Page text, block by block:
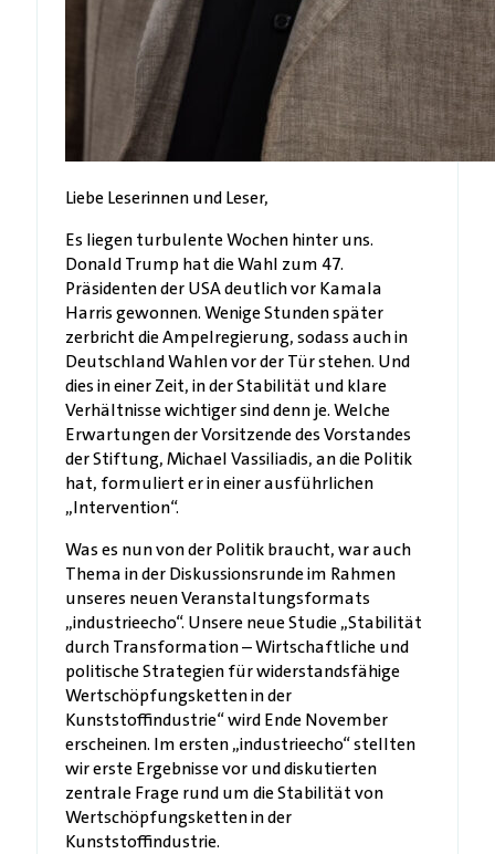
Liebe Leserinnen und Leser,
Es liegen turbulente Wochen hinter uns.
Donald Trump hat die Wahl zum 47.
Präsidenten der USA deutlich vor Kamala
Harris gewonnen. Wenige Stunden später
zerbricht die Ampelregierung, sodass auch in
Deutschland Wahlen vor der Tür stehen. Und
dies in einer Zeit, in der Stabilität und klare
Verhältnisse wichtiger sind denn je. Welche
Erwartungen der Vorsitzende des Vorstandes
der Stiftung, Michael Vassiliadis, an die Politik
hat, formuliert er in einer ausführlichen
„Intervention“.
Was es nun von der Politik braucht, war auch
Thema in der Diskussionsrunde im Rahmen
unseres neuen Veranstaltungsformats
„industrieecho“. Unsere neue Studie „Stabilität
durch Transformation – Wirtschaftliche und
politische Strategien für widerstandsfähige
Wertschöpfungsketten in der
Kunststoffindustrie“ wird Ende November
erscheinen. Im ersten „industrieecho“ stellten
wir erste Ergebnisse vor und diskutierten
zentrale Frage rund um die Stabilität von
Wertschöpfungsketten in der
Kunststoffindustrie.